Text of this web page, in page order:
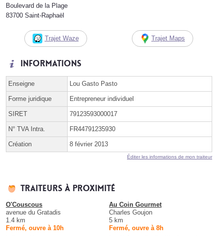
Boulevard de la Plage
83700 Saint-Raphaël
Trajet Waze Trajet Maps
Informations
Enseigne Lou Gasto Pasto
Forme juridique Entrepreneur individuel
SIRET 79123593000017
N° TVA Intra. FR44791235930
Création 8 février 2013
Éditer les informations de mon traiteur
Traiteurs à proximité
O'Couscous
avenue du Gratadis
1.4 km
Fermé, ouvre à 10h
Au Coin Gourmet
Charles Goujon
5 km
Fermé, ouvre à 8h